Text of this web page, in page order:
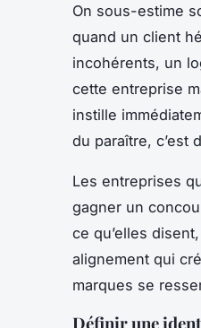
On sous-estime
quand un client
incohérents, un
cette entreprise
instille
du paraître, c’est
Les entreprises
gagner un
ce qu’elles
alignement qui
marques se
Définir une